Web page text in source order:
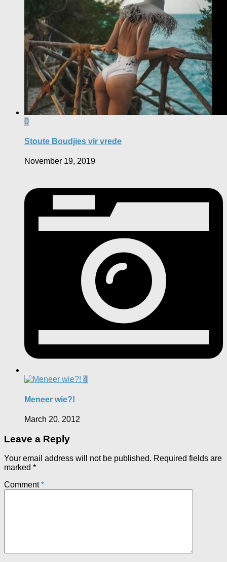
0
Stoute Boudjies vir vrede
November 19, 2019
4
Meneer wie?!
March 20, 2012
Leave a Reply
Your email address will not be published. Required fields are
marked *
Comment*